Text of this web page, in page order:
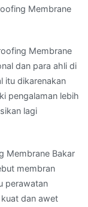
Membrane
Membrane
dan para ahli di
itu dikarenakan
pengalaman lebih
lagi
Membrane Bakar
membran
perawatan
dan awet